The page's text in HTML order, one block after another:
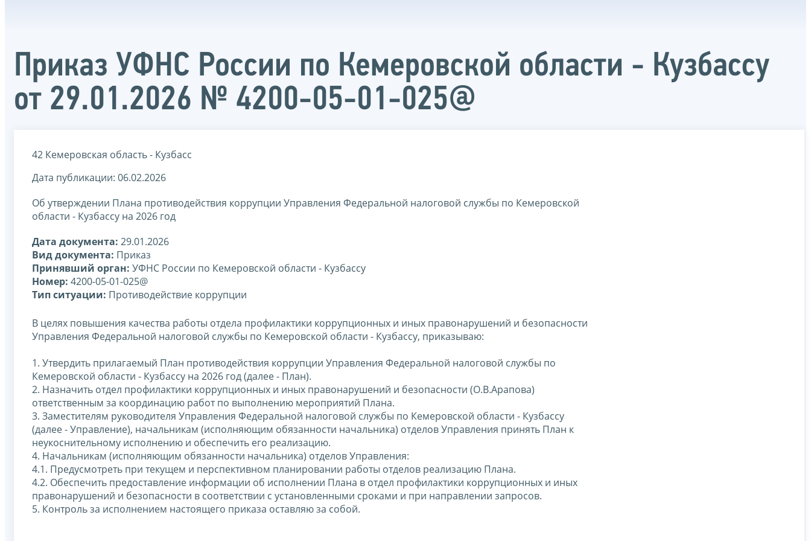
Приказ УФНС России по Кемеровской области - Кузбассу
от 29.01.2026 № 4200-05-01-025@
42 Кемеровская область - Кузбасс
Дата публикации: 06.02.2026
Об утверждении Плана противодействия коррупции Управления Федеральной налоговой службы по Кемеровской
области - Кузбассу на 2026 год
Дата документа: 29.01.2026
Вид документа: Приказ
Принявший орган: УФНС России по Кемеровской области - Кузбассу
Номер: 4200-05-01-025@
Тип ситуации: Противодействие коррупции
В целях повышения качества работы отдела профилактики коррупционных и иных правонарушений и безопасности
Управления Федеральной налоговой службы по Кемеровской области - Кузбассу, приказываю:
1. Утвердить прилагаемый План противодействия коррупции Управления Федеральной налоговой службы по
Кемеровской области - Кузбассу на 2026 год (далее - План).
2. Назначить отдел профилактики коррупционных и иных правонарушений и безопасности (О.В.Арапова)
ответственным за координацию работ по выполнению мероприятий Плана.
3. Заместителям руководителя Управления Федеральной налоговой службы по Кемеровской области - Кузбассу
(далее - Управление), начальникам (исполняющим обязанности начальника) отделов Управления принять План к
неукоснительному исполнению и обеспечить его реализацию.
4. Начальникам (исполняющим обязанности начальника) отделов Управления:
4.1. Предусмотреть при текущем и перспективном планировании работы отделов реализацию Плана.
4.2. Обеспечить предоставление информации об исполнении Плана в отдел профилактики коррупционных и иных
правонарушений и безопасности в соответствии с установленными сроками и при направлении запросов.
5. Контроль за исполнением настоящего приказа оставляю за собой.